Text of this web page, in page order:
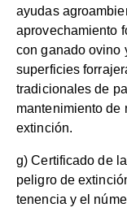
ayudas
aprovechamiento
con ganado ovino
superficies
tradicionales de
mantenimiento de
extinción.
g) Certificado de
peligro de
tenencia y el